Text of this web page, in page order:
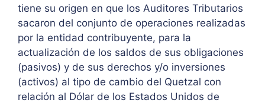
tiene su origen en que los Auditores Tributarios
sacaron del conjunto de operaciones realizadas
por la entidad contribuyente, para la
actualización de los saldos de sus obligaciones
(pasivos) y de sus derechos y/o inversiones
(activos) al tipo de cambio del Quetzal con
relación al Dólar de los Estados Unidos de